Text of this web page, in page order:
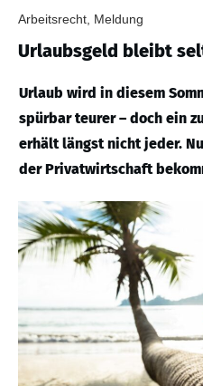
Arbeitsrecht, Meldung
Urlaubsgeld bleibt
Urlaub wird in diesem
spürbar teurer – doch ein
erhält längst nicht jeder.
der Privatwirtschaft